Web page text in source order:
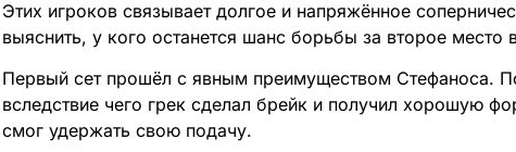
Этих игроков связывает долгое и напряжённое
выяснить, у кого останется шанс борьбы за второе место
Первый сет прошёл с явным преимуществом Стефаноса.
вследствие чего грек сделал брейк и получил хорошую
смог удержать свою подачу.